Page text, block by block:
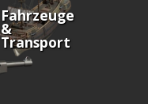
Fahrzeuge
&
Transport